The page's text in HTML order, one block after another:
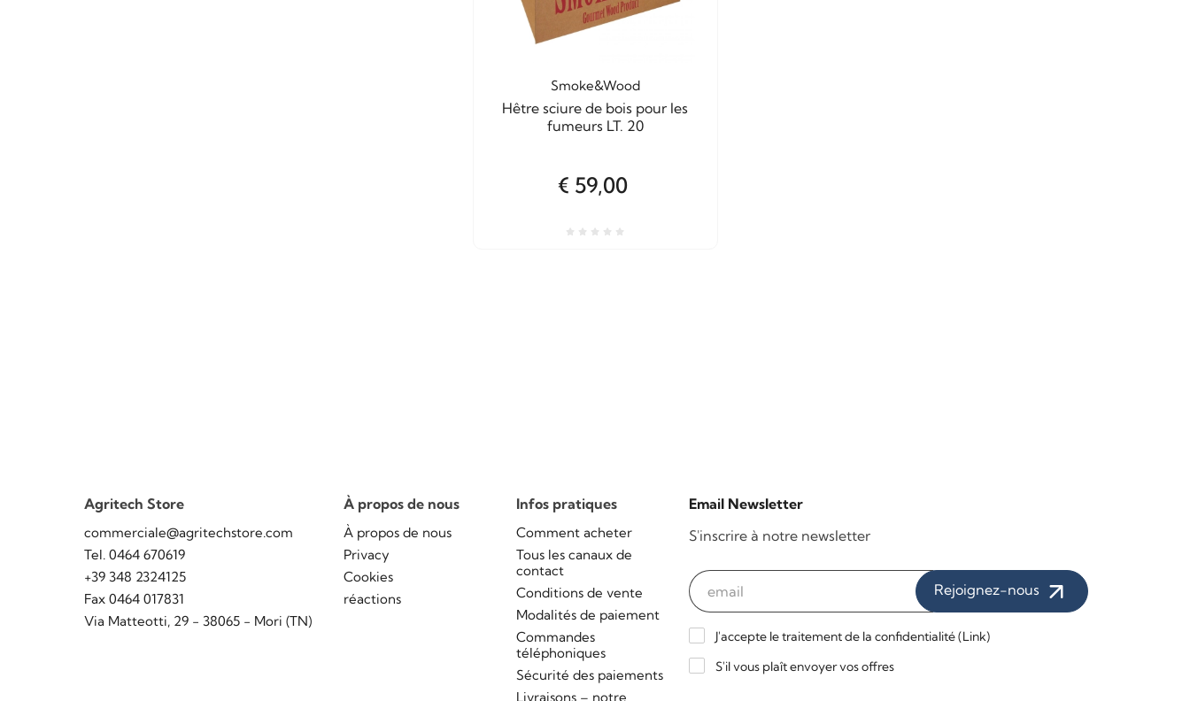
Smoke&Wood
Hêtre sciure de bois pour les
fumeurs LT. 20
€ 59,00
Agritech Store
commerciale@agritechstore.com
Tel. 0464 670619
+39 348 2324125
Fax 0464 017831
Via Matteotti, 29 - 38065 - Mori (TN)
À propos de nous
À propos de nous
Privacy
Cookies
réactions
Infos pratiques
Comment acheter
Tous les canaux de
contact
Conditions de vente
Modalités de paiement
Commandes
téléphoniques
Sécurité des paiements
Livraisons – notre
Email Newsletter
S'inscrire à notre newsletter
Rejoignez-nous
J'accepte le traitement de la confidentialité (Link)
S'il vous plaît envoyer vos offres